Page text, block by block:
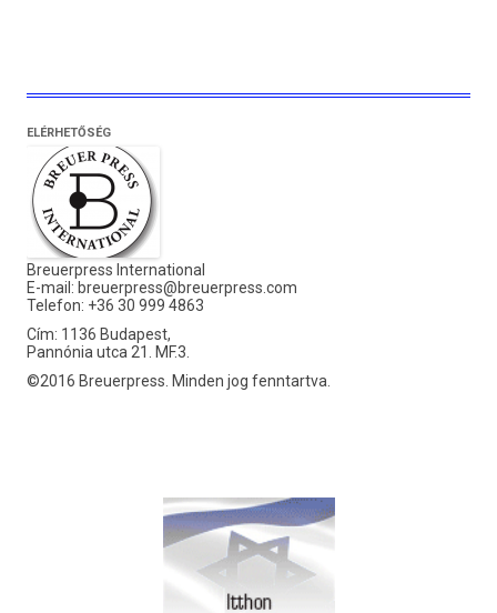
ELÉRHETŐSÉG
Breuerpress International
E-mail: breuerpress@breuerpress.com
Telefon: +36 30 999 4863
Cím: 1136 Budapest,
Pannónia utca 21. MF.3.
©2016 Breuerpress. Minden jog fenntartva.